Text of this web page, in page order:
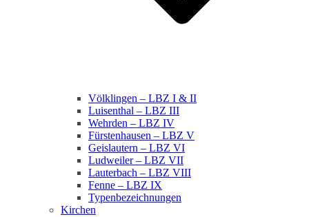
Völklingen – LBZ I & II
Luisenthal – LBZ III
Wehrden – LBZ IV
Fürstenhausen – LBZ V
Geislautern – LBZ VI
Ludweiler – LBZ VII
Lauterbach – LBZ VIII
Fenne – LBZ IX
Typenbezeichnungen
Kirchen